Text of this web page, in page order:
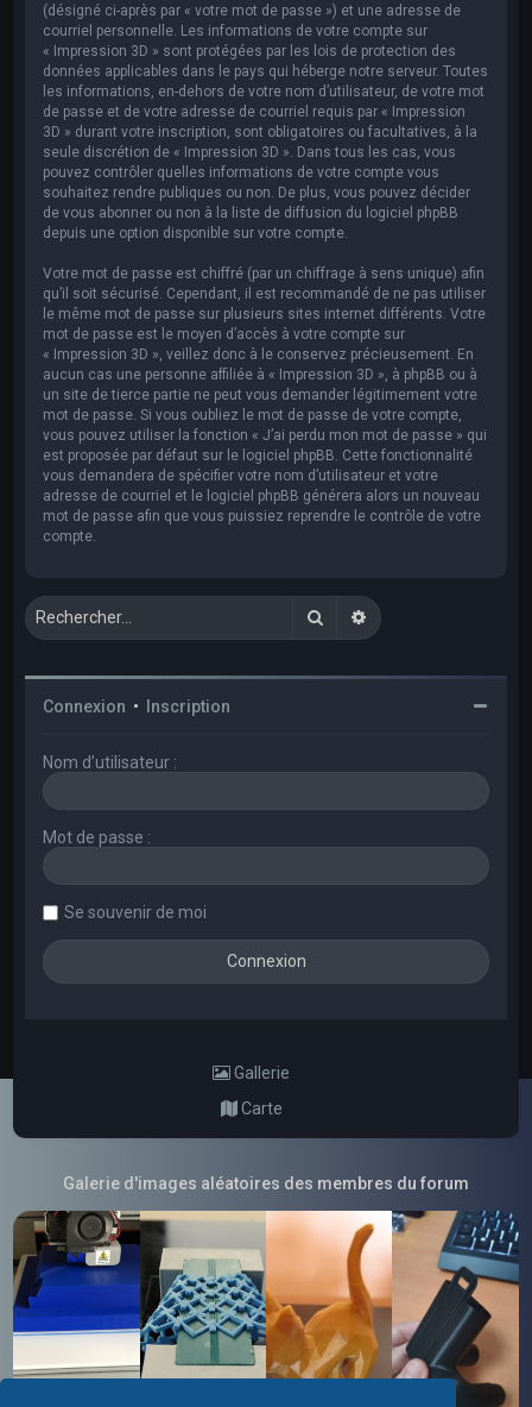
(désigné ci-après par « votre mot de passe ») et une adresse de
courriel personnelle. Les informations de votre compte sur
« Impression 3D » sont protégées par les lois de protection des
données applicables dans le pays qui héberge notre serveur. Toutes
les informations, en-dehors de votre nom d’utilisateur, de votre mot
de passe et de votre adresse de courriel requis par « Impression
3D » durant votre inscription, sont obligatoires ou facultatives, à la
seule discrétion de « Impression 3D ». Dans tous les cas, vous
pouvez contrôler quelles informations de votre compte vous
souhaitez rendre publiques ou non. De plus, vous pouvez décider
de vous abonner ou non à la liste de diffusion du logiciel phpBB
depuis une option disponible sur votre compte.
Votre mot de passe est chiffré (par un chiffrage à sens unique) afin
qu’il soit sécurisé. Cependant, il est recommandé de ne pas utiliser
le même mot de passe sur plusieurs sites internet différents. Votre
mot de passe est le moyen d’accès à votre compte sur
« Impression 3D », veillez donc à le conservez précieusement. En
aucun cas une personne affiliée à « Impression 3D », à phpBB ou à
un site de tierce partie ne peut vous demander légitimement votre
mot de passe. Si vous oubliez le mot de passe de votre compte,
vous pouvez utiliser la fonction « J’ai perdu mon mot de passe » qui
est proposée par défaut sur le logiciel phpBB. Cette fonctionnalité
vous demandera de spécifier votre nom d’utilisateur et votre
adresse de courriel et le logiciel phpBB générera alors un nouveau
mot de passe afin que vous puissiez reprendre le contrôle de votre
compte.
RechercherRecherche avancée
Connexion • Inscription
Nom d’utilisateur :
Mot de passe :
Se souvenir de moi
Gallerie
Carte
Galerie d'images aléatoires des membres du forum